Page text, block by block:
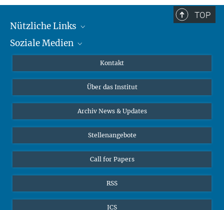
TOP
Nützliche Links
MMG Alumni Corner
Online-Vorträge
Interviews zum Thema "Diversity"
Soziale Medien
Bluesky
Kontakt
Über das Institut
Archiv News & Updates
Stellenangebote
Call for Papers
RSS
ICS